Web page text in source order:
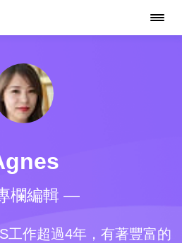
欄編輯 —
工作超過4年，有著豐富的